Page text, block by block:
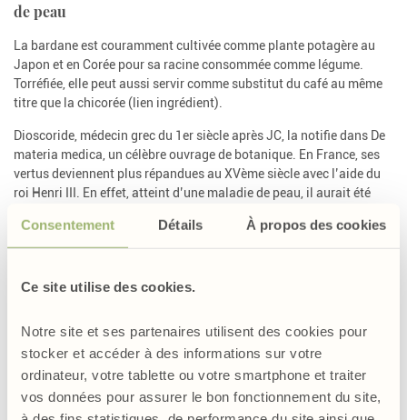
Consentement Détails À propos des cookies
Ce site utilise des cookies.
Notre site et ses partenaires utilisent des cookies pour
stocker et accéder à des informations sur votre
ordinateur, votre tablette ou votre smartphone et traiter
vos données pour assurer le bon fonctionnement du site,
de peau
La bardane est couramment cultivée comme plante potagère au
Japon et en Corée pour sa racine consommée comme légume.
Torréfiée, elle peut aussi servir comme substitut du café au même
titre que la chicorée (lien ingrédient).
Dioscoride, médecin grec du 1er siècle après JC, la notifie dans De
materia medica, un célèbre ouvrage de botanique. En France, ses
vertus deviennent plus répandues au XVème siècle avec l’aide du
roi Henri III. En effet, atteint d’une maladie de peau, il aurait été
Grâce à son action purifiante et sa capacité à réguler la sécrétion
hydrate à la fois les zones sèches et purifie les zones grasses, ce
qui en fait un allié de choix pour les peaux mixtes à grasses. Cette
plante est ainsi une bénédiction pour les peaux à tendance
acnéique.